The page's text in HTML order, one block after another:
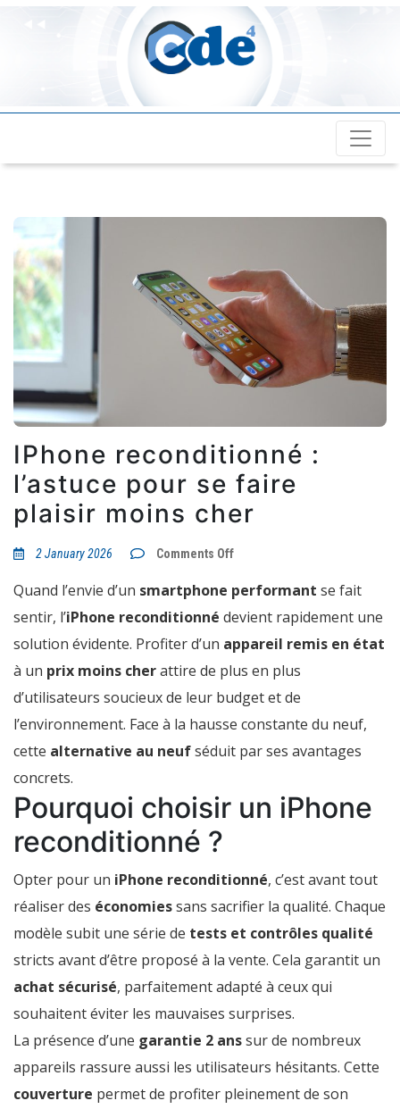
Cde4.com
IPhone reconditionné :
l’astuce pour se faire
plaisir moins cher
2 January 2026 Comments Offon
:
pour
faire
moins
cher
Quand l’envie d’un smartphone performant se fait
sentir, l’iPhone reconditionné devient rapidement une
solution évidente. Profiter d’un appareil remis en état
à un prix moins cherattire de plus en plus
d’utilisateurs soucieux de leur budget et de
l’environnement. Face à la hausse constante du neuf,
cette alternative au neufséduit par ses avantages
concrets.
Pourquoi choisir un iPhone
reconditionné ?
Opter pour un iPhone reconditionné, c’est avant tout
réaliser des économiessans sacrifier la qualité. Chaque
modèle subit une série de tests et contrôles qualité
stricts avant d’être proposé à la vente. Cela garantit un
achat sécurisé, parfaitement adapté à ceux qui
souhaitent éviter les mauvaises surprises.
La présence d’une garantie 2 anssur de nombreux
appareils rassure aussi les utilisateurs hésitants. Cette
couverture permet de profiter pleinement de son